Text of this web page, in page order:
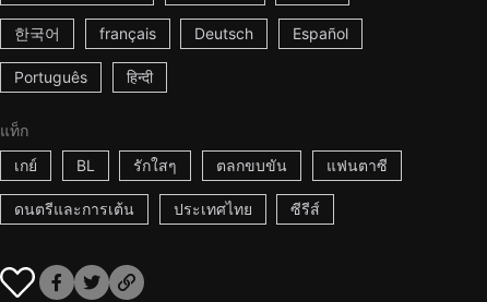
한국어 français Deutsch Español
Português हिन्दी
แท็ก
เกย์
BL รักใสๆ ตลกขบขัน แฟนตาซี
ดนตรีและการเต้น ประเทศไทย ซีรีส์